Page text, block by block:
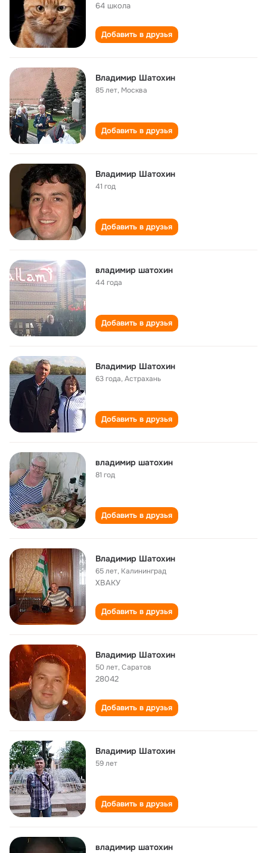
64 школа
Добавить в друзья
Владимир Шатохин
85 лет, Москва
Добавить в друзья
Владимир Шатохин
41 год
Добавить в друзья
владимир шатохин
44 года
Добавить в друзья
Владимир Шатохин
63 года,Астрахань
Добавить в друзья
владимир шатохин
81 год
Добавить в друзья
Владимир Шатохин
65 лет, Калининград
ХВАКУ
Добавить в друзья
Владимир Шатохин
50 лет,Саратов
28042
Добавить в друзья
Владимир Шатохин
59 лет
Добавить в друзья
владимир шатохин